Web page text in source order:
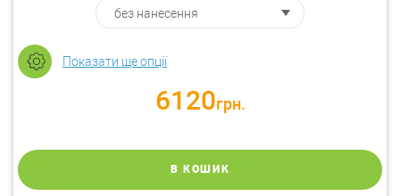
Показати ще опції
6120грн.
В КОШИК